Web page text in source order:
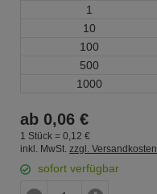
1
10
100
500
1000
ab 0,06 €
1 Stück = 0, 12 €
inkl. MwSt. zzgl. Versandkosten
sofort verfügbar